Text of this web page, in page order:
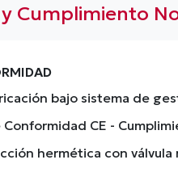
Cumplimiento
bajo sistema de
CE -
hermética con